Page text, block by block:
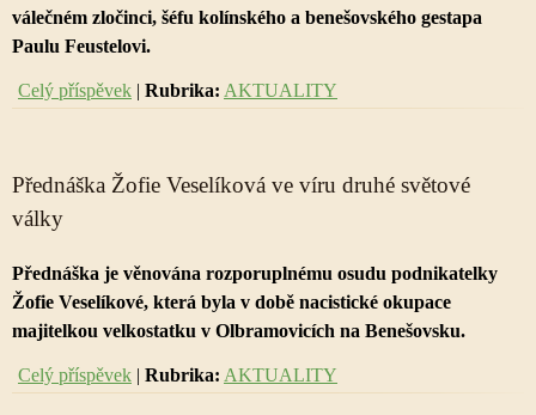
válečném zločinci, šéfu kolínského a benešovského gestapa
Paulu Feustelovi.
Celý příspěvek | Rubrika: AKTUALITY
Přednáška Žofie Veselíková ve víru druhé světové
války
Přednáška je věnována rozporuplnému osudu podnikatelky
Žofie Veselíkové, která byla v době nacistické okupace
majitelkou velkostatku v Olbramovicích na Benešovsku.
Celý příspěvek | Rubrika: AKTUALITY